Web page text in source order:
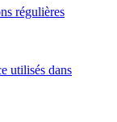
régulières
utilisés dans